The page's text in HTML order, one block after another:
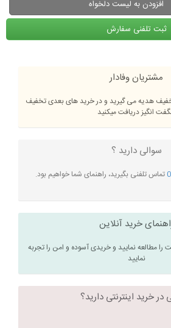
افزودن به لیست دلخواه
ثبت تلفنی سفارش
مشتریان وفادار
هدیه می گیرید و در خرید های بعدی تخفیف
انگیز دریافت میکنید
سوالی دارید ؟
تماس تلفنی بگیرید، راهنمای شما خواهیم بود.
خرید آنلاین
را مطالعه نمایید و خریدی آسوده و امن را تجربه
نمایید
خرید اینترنتی دارید؟